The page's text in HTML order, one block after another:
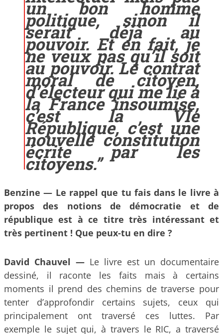
un bon homme
politique, sinon il
serait déjà au
pouvoir. Et en fait, je
ne veux pas qu’il soit
au pouvoir. Le contrat
moral de citoyen,
d’électeur qui me lie à
la France insoumise,
c’est la VIe
République, c’est une
nouvelle constitution
écrite par les
citoyens.”
Benzine — Le rappel que tu fais dans le livre à
propos des notions de démocratie et de
république est à ce titre très intéressant et
très pertinent ! Que peux-tu en dire ?
David Chauvel — Le livre est un documentaire
dessiné, il raconte les faits mais à certains
moments il prend des chemins de traverse pour
tenter d’approfondir certains sujets, ceux qui
principalement ont traversé ces luttes. Par
exemple le sujet qui, à travers le RIC, a traversé